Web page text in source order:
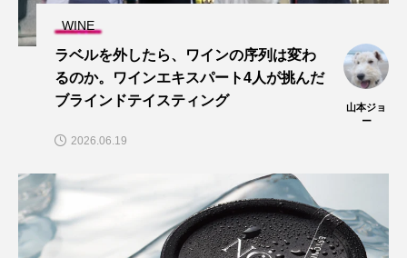
WINE
ラベルを外したら、ワインの序列は変わ
るのか。ワインエキスパート4人が挑んだ
ブラインドテイスティング
山本ジョ
ー
2026.06.19